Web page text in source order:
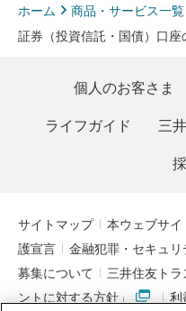
ホーム 商品・サービス一覧
証券（投資信託・国債）口座
個人のお客さま
ライフガイド
三
サイトマップ 本ウェブサ
護宣言
金融犯罪・セキュ
募集について
三井住友ト
ントに対する方針」
利